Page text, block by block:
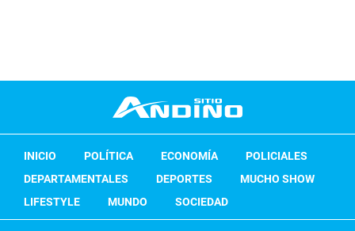
INICIO POLÍTICA ECONOMÍA
POLICIALES
DEPARTAMENTALES
DEPORTES
MUCHO SHOW
LIFESTYLE
MUNDO SOCIEDAD